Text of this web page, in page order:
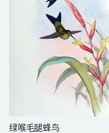
绿喉毛腿蜂鸟